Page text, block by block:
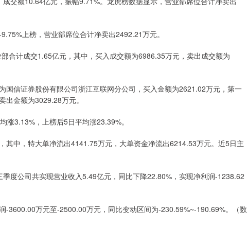
上榜，营业部席位合计净卖出2492.21万元。
合计成交1.65亿元，其中，买入成交额为6986.35万元，卖出成交额为
国信证券股份有限公司浙江互联网分公司，买入金额为2621.02万元，第一
出金额为3029.28万元。
涨3.13%，上榜后5日平均涨23.39%。
其中，特大单净流出4141.75万元，大单资金净流出6214.53万元。近5日主
度公司共实现营业收入5.49亿元，同比下降22.80%，实现净利润-1238.62
-3600.00万元至-2500.00万元，同比变动区间为-230.59%~-190.69%。（数